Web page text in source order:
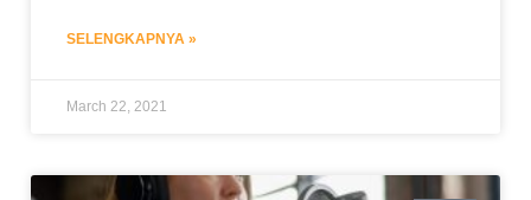
SELENGKAPNYA »
March 22, 2021